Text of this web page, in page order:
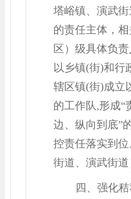
塔峪镇、演武
的责任主体，
区）级具体负
以乡镇(街)和行
辖区镇(街)成立
的工作队,形成“
边、纵向到底”
控责任落实到
街道、演武街道
四、强化